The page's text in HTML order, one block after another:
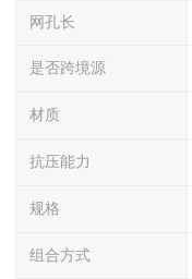
网孔长
是否跨境源
材质
抗压能力
规格
组合方式